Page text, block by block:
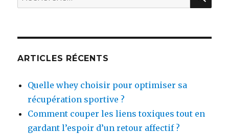
pour :
ARTICLES RÉCENTS
Quelle whey choisir pour optimiser sa
récupération sportive ?
Comment couper les liens toxiques tout en
gardant l’espoir d’un retour affectif ?